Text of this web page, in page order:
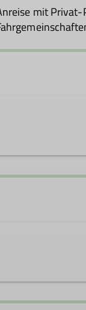
mit Privat-